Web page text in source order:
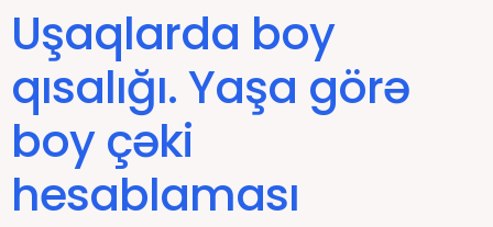
Uşaqlarda boy
qısalığı. Yaşa görə
boy çəki
hesablaması